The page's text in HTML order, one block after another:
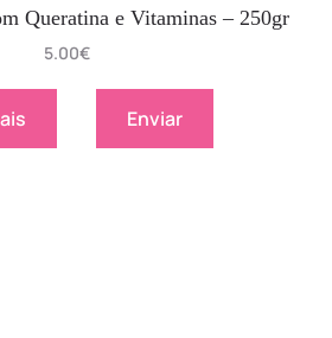
Queratina e Vitaminas – 250gr
5.00€
Enviar